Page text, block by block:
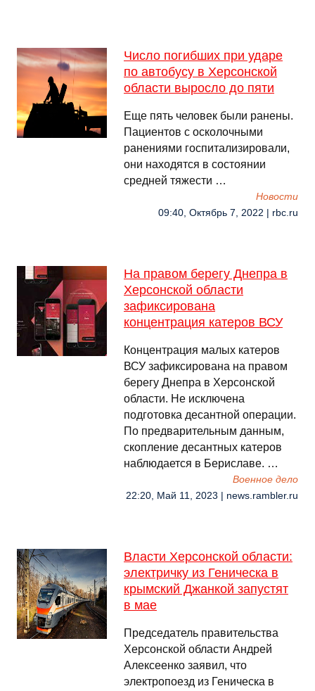
Число погибших при ударе
по автобусу в Херсонской
области выросло до пяти
Еще пять человек были ранены.
Пациентов с осколочными
ранениями госпитализировали,
они находятся в состоянии
средней тяжести …
Новости
09:40, Октябрь 7, 2022 | rbc.ru
На правом берегу Днепра в
Херсонской области
зафиксирована
концентрация катеров ВСУ
Концентрация малых катеров
ВСУ зафиксирована на правом
берегу Днепра в Херсонской
области. Не исключена
подготовка десантной операции.
По предварительным данным,
скопление десантных катеров
наблюдается в Бериславе. …
Военное дело
22:20, Май 11, 2023 | news.rambler.ru
Власти Херсонской области:
электричку из Геническа в
крымский Джанкой запустят
в мае
Председатель правительства
Херсонской области Андрей
Алексеенко заявил, что
электропоезд из Геническа в